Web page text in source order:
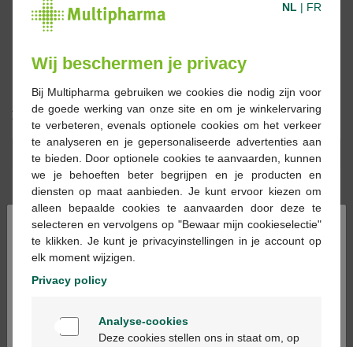
24,95 €
Commander Réserver
En stock en ligne
- + Ajouter au panier
Quantité max. = 4
le jour ouvrable suivant
×
Bienvenue
NL | FR
Wij beschermen je privacy
Bij Multipharma gebruiken we cookies die nodig zijn voor
de goede werking van onze site en om je winkelervaring
te verbeteren, evenals optionele cookies om het verkeer
te analyseren en je gepersonaliseerde advertenties aan
te bieden. Door optionele cookies te aanvaarden, kunnen
we je behoeften beter begrijpen en je producten en
diensten op maat aanbieden. Je kunt ervoor kiezen om
alleen bepaalde cookies te aanvaarden door deze te
selecteren en vervolgens op "Bewaar mijn cookieselectie"
te klikken. Je kunt je privacyinstellingen in je account op
elk moment wijzigen.
Privacy policy
Analyse-cookies
Deze cookies stellen ons in staat om, op